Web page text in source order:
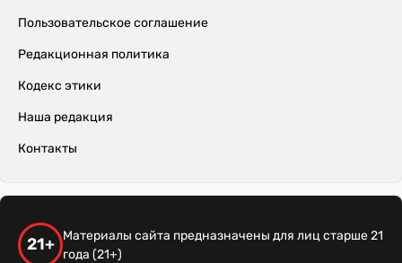
Пользовательское соглашение
Редакционная политика
Кодекс этики
Наша редакция
Контакты
21+
Материалы сайта предназначены для лиц старше 21
года (21+)